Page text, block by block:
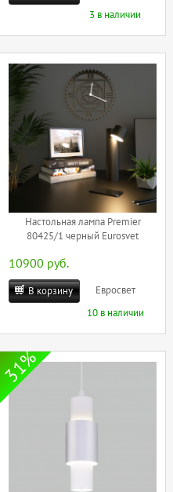
3 в наличии
Настольная лампа Premier
80425/1 черный Eurosvet
10900 руб.
В корзину
Евросвет
10 в наличии
31%